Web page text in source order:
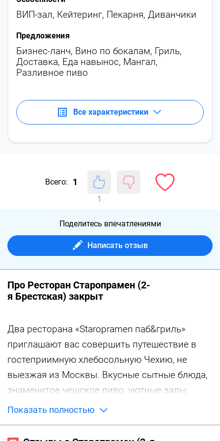
ВИП-зал, Кейтеринг, Пекарня, Диванчики
Предложения
Бизнес-ланч, Вино по бокалам, Гриль,
Доставка, Еда навынос, Мангал,
Разливное пиво
Все характеристики
Всего: 1
1
Поделитесь впечатлениями
Написать отзыв
Про Ресторан Старопрамен (2-
я Брестская) закрыт
Два ресторана «Staropramen паб&гриль»
приглашают вас совершить путешествие в
гостеприимную хлебосольную Чехию, не
выезжая из Москвы. Вкусные сытные блюда,
знаменитое чешское пиво, уютные залы,
доброжелательное обслуживание и
отличного отдыха в приятной компании!
Показать полностью